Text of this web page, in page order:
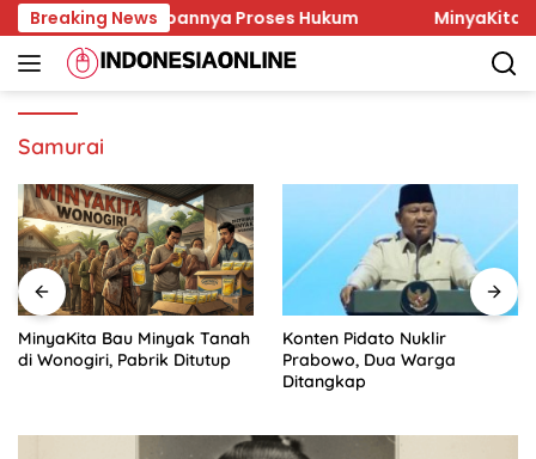
Skip
to
content
Breaking News
dan Lambannya Proses Hukum MinyaKita Bau
Samurai
MinyaKita Bau Minyak Tanah
di Wonogiri, Pabrik Ditutup
Konten Pidato Nuklir
Prabowo, Dua Warga
Ditangkap